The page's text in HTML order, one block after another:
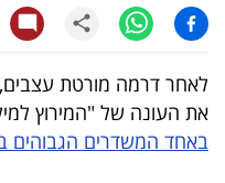
עסקי
ספורט
קריירה
לאחר דרמה מורטת עצבים,
את העונה של "המירוץ
באחד המשדרים הגבוהים